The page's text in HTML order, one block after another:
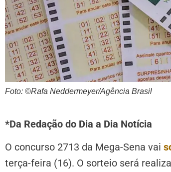
Foto: ©Rafa Neddermeyer/Agência Brasil
*Da Redação do Dia a Dia Notícia
O concurso 2713 da Mega-Sena vai
terça-feira (16). O sorteio será